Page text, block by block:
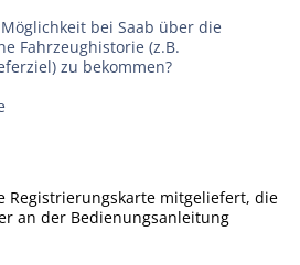
bei Saab über die
Fahrzeughistorie (z.B.
zu bekommen?
Registrierungskarte mitgeliefert, die
an der Bedienungsanleitung